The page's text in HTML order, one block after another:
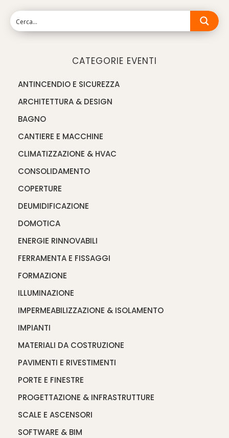
CATEGORIE EVENTI
ANTINCENDIO E SICUREZZA
ARCHITETTURA & DESIGN
BAGNO
CANTIERE E MACCHINE
CLIMATIZZAZIONE & HVAC
CONSOLIDAMENTO
COPERTURE
DEUMIDIFICAZIONE
DOMOTICA
ENERGIE RINNOVABILI
FERRAMENTA E FISSAGGI
FORMAZIONE
ILLUMINAZIONE
IMPERMEABILIZZAZIONE & ISOLAMENTO
IMPIANTI
MATERIALI DA COSTRUZIONE
PAVIMENTI E RIVESTIMENTI
PORTE E FINESTRE
PROGETTAZIONE & INFRASTRUTTURE
SCALE E ASCENSORI
SOFTWARE & BIM